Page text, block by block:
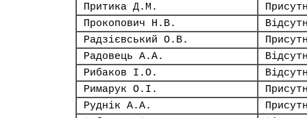
Притика Д.М.
Прокопович Н.В.
Радзієвський О.В.
Радовець А.А.
Рибаков І.О.
Римарук О.І.
Руднік А.А.